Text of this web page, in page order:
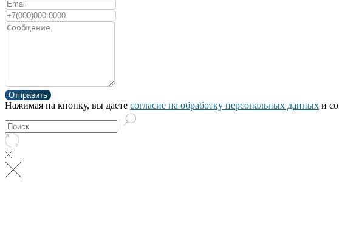
Отправить
Нажимая на кнопку, вы даете согласие на обработку персональных данных и